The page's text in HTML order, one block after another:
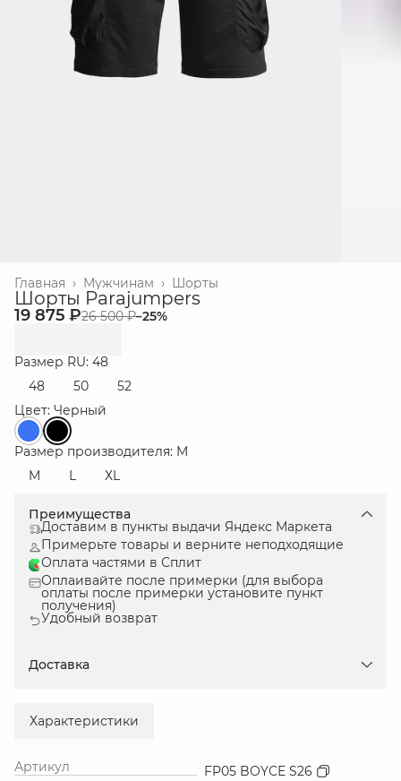
Шорты
Мужчинам ›
Главная ›
Шорты Parajumpers
19 875 ₽26 500 ₽−25%
Размер RU: 48
48
50
52
Цвет: Черный
Размер производителя: M
M
L ХL
Преимущества
Доставим в пункты выдачи Яндекс Маркета
Примерьте товары и верните неподходящие
Оплата частями в Сплит
Оплаивайте после примерки (для выбора
оплаты после примерки установите пункт
получения)
Удобный возврат
Доставка
Характеристики
Артикул
FP05 BOYCE S26